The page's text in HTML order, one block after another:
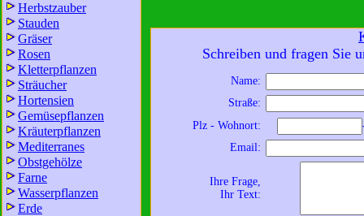
Herbstzauber
Stauden
Gräser
Rosen
Kletterpflanzen
Sträucher
Hortensien
Gemüsepflanzen
Kräuterpflanzen
Mediterranes
Obstgehölze
Farne
Wasserpflanzen
Erde
Wir sind für Sie da:
8 - 18 Uhr
8 - 13 Uhr
und freuen uns auf
Ihren Besuch.
Schreiben und fragen Sie
Name:
Straße:
Plz - Wohnort:
Email:
Ihre Frage,
Ihr Text: